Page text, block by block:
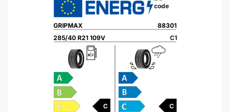
285/40 R21 109V
GRIPMAX 88301
C C
C1